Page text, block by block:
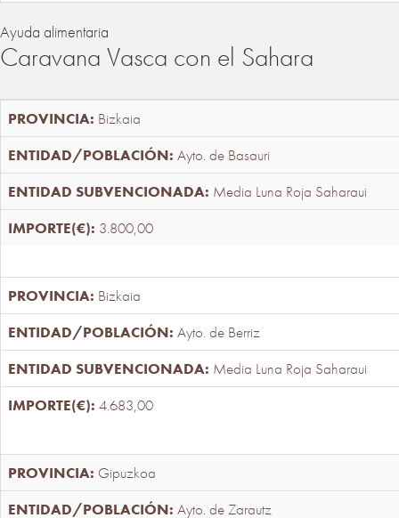
Ayuda alimentaria
Caravana Vasca con el Sahara
Bizkaia
Ayto. de Basauri
Media Luna Roja Saharaui
3.800,00
Bizkaia
Ayto. de Berriz
Media Luna Roja Saharaui
4.683,00
Gipuzkoa
Ayto. de Zarautz